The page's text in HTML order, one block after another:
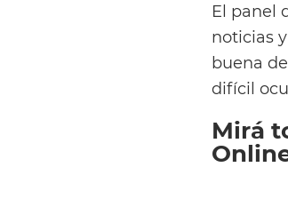
El panel
noticias
buena
difícil
Mirá